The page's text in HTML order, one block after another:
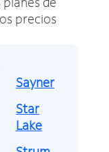
precios
Sayner
Star
Lake